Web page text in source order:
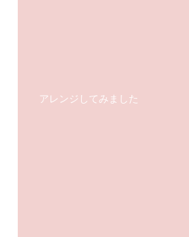
アレンジしてみました